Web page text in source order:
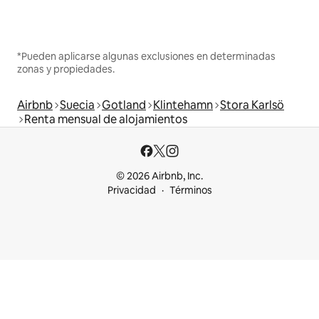
*Pueden aplicarse algunas exclusiones en determinadas
zonas y propiedades.
Airbnb Suecia Gotland Klintehamn Stora Karlsö
Renta mensual de alojamientos
© 2026 Airbnb, Inc.
Privacidad
Términos